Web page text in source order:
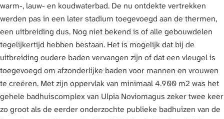
warm-, lauw- en koudwaterbad. De nu ontdekte vertrekken
werden pas in een later stadium toegevoegd aan de thermen,
een uitbreiding dus. Nog niet bekend is of alle gebouwdelen
tegelijkertijd hebben bestaan. Het is mogelijk dat bij de
uitbreiding oudere baden vervangen zijn of dat een vleugel is
toegevoegd om afzonderlijke baden voor mannen en vrouwen
te creëren. Met zijn oppervlak van minimaal 4.900 m2 was het
gehele badhuiscomplex van Ulpia Noviomagus zeker twee keer
zo groot als de eerder onderzochte publieke badhuizen van de